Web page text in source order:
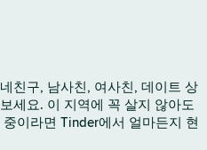
친구, 남사친, 여사친, 데이트 상
세요. 이 지역에 꼭 살지 않아도
이라면 Tinder에서 얼마든지 현